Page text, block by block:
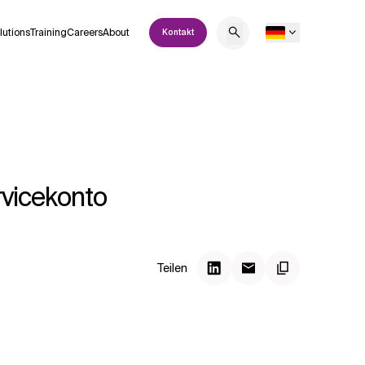
TrainingCareersAbout Kontakt
Teilen